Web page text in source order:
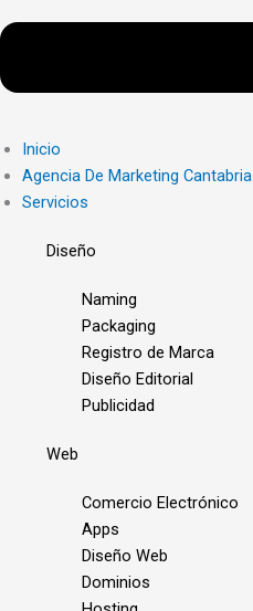
Inicio
Agencia De Marketing Cantabria
Servicios
Diseño
Naming
Packaging
Registro de Marca
Diseño Editorial
Publicidad
Web
Comercio Electrónico
Apps
Diseño Web
Dominios